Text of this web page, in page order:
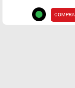
COMPRA